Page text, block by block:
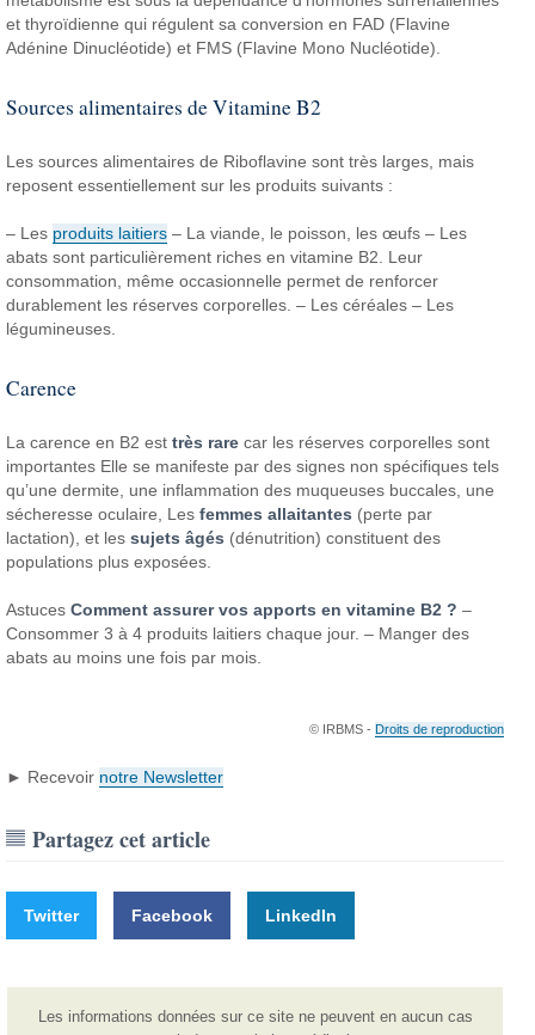
et thyroïdienne qui régulent sa conversion en FAD (Flavine
Adénine Dinucléotide) et FMS (Flavine Mono Nucléotide).
Sources alimentaires de Vitamine B2
Les sources alimentaires de Riboflavine sont très larges, mais
reposent essentiellement sur les produits suivants :
– Les produits laitiers – La viande, le poisson, les œufs– Les
abats sont particulièrement riches en vitamine B2. Leur
consommation, même occasionnelle permet de renforcer
durablement les réserves corporelles.– Les céréales– Les
légumineuses.
Carence
La carence en B2 est très rare car les réserves corporelles sont
importantes Elle se manifeste par des signes non spécifiques tels
qu’une dermite, une inflammation des muqueuses buccales, une
sécheresse oculaire, Lesfemmes allaitantes (perte par
lactation), et lessujets âgés (dénutrition) constituent des
populations plus exposées.
AstucesComment assurer vos apports en vitamine B2 ? –
Consommer 3 à 4 produits laitiers chaque jour.– Manger des
abats au moins une fois par mois.
© IRBMS - Droits de reproduction
► Recevoir notre Newsletter
Partagez cet article
Twitter Facebook LinkedIn
Les informations données sur ce site ne peuvent en aucun cas